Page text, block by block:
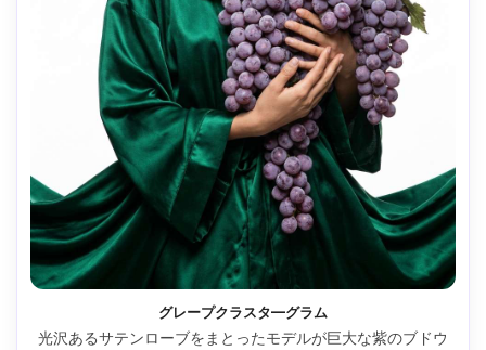
グレープクラスタ―グラム
光沢あるサテンローブをまとったモデルが巨大な紫のブドウ